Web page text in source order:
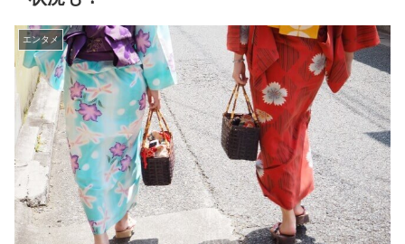
エンタメ